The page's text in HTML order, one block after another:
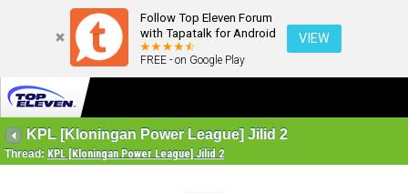
Follow Top Eleven Forum
with Tapatalk for Android
FREE - on Google Play
VIEW
KPL [Kloningan Power League] Jilid 2
Thread: KPL [Kloningan Power League] Jilid 2